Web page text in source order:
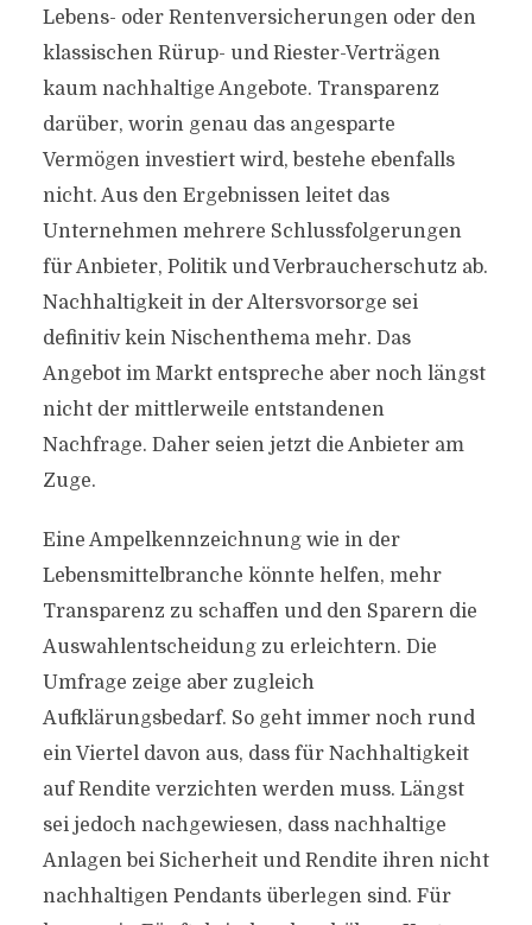
Lebens- oder Rentenversicherungen oder den
klassischen Rürup- und Riester-Verträgen
kaum nachhaltige Angebote. Transparenz
darüber, worin genau das angesparte
Vermögen investiert wird, bestehe ebenfalls
nicht. Aus den Ergebnissen leitet das
Unternehmen mehrere Schlussfolgerungen
für Anbieter, Politik und Verbraucherschutz ab.
Nachhaltigkeit in der Altersvorsorge sei
definitiv kein Nischenthema mehr. Das
Angebot im Markt entspreche aber noch längst
nicht der mittlerweile entstandenen
Nachfrage. Daher seien jetzt die Anbieter am
Zuge.
Eine Ampelkennzeichnung wie in der
Lebensmittelbranche könnte helfen, mehr
Transparenz zu schaffen und den Sparern die
Auswahlentscheidung zu erleichtern. Die
Umfrage zeige aber zugleich
Aufklärungsbedarf. So geht immer noch rund
ein Viertel davon aus, dass für Nachhaltigkeit
auf Rendite verzichten werden muss. Längst
sei jedoch nachgewiesen, dass nachhaltige
Anlagen bei Sicherheit und Rendite ihren nicht
nachhaltigen Pendants überlegen sind. Für